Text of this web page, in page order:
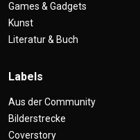
Games & Gadgets
Kunst
Literatur & Buch
Labels
Aus der Community
Bilderstrecke
Coverstory